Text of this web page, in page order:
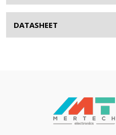
DATASHEET